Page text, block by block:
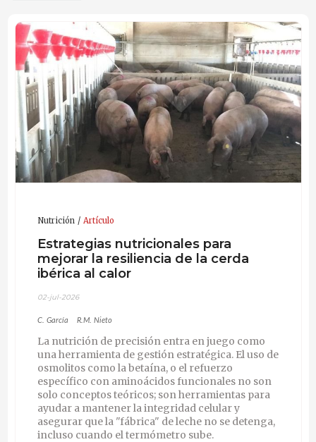
razas porcinas autóctonas, liderando estudios sobre
estrategias innovadoras de manejo y nutrición
orientadas a mejorar el bienestar animal, la
sostenibilidad de los sistemas de producción y la
calidad de los productos. En la actualidad investiga la
adaptación al estrés por calor en cerdas lactantes y
estrategias nutricionales que favorezcan la
sostenibilidad y la resiliencia.
Nutrición Artículo
Estrategias nutricionales para
mejorar la resiliencia de la cerda
ibérica al calor
02-jul-2026
C. García R.M. Nieto
La nutrición de precisión entra en juego como
una herramienta de gestión estratégica. El uso de
osmolitos como la betaína, o el refuerzo
específico con aminoácidos funcionales no son
solo conceptos teóricos; son herramientas para
ayudar a mantener la integridad celular y
asegurar que la "fábrica" de leche no se detenga,
incluso cuando el termómetro sube.